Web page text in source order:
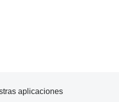
aplicaciones